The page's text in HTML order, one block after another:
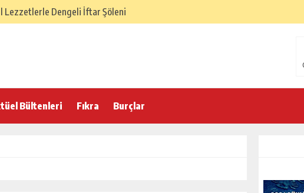
Lezzetlerle Dengeli İftar Şöleni
ve Dengeli İftar Sofrası
Bültenleri Fıkra Burçlar